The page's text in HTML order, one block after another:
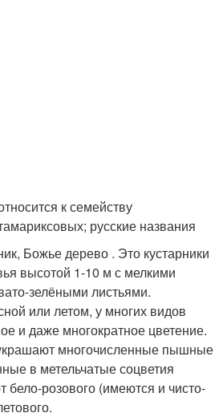
к семейству
русские названия
Божье дерево . Это кустарники
высотой 1-10 м с мелкими
зелёными листьями.
или летом, у многих видов
и даже многократное цветение.
многочисленные пышные
в метельчатые соцветия
розового (имеются и чисто-